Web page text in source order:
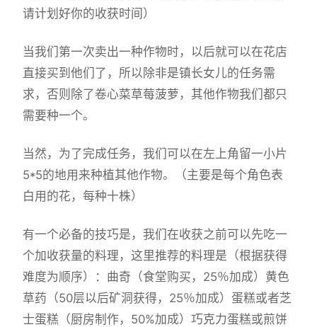
请计划好你的收获时间）
当我们第一次卖出一种作物时，以后就可以在花店
直接买到他们了，所以除非是镇长女儿的任务需
求，否则除了卷心菜草莓菠萝，其他作物我们都只
需要种一个。
当然，为了完成任务，我们可以在左上角留一小片
5*5的地用来种植其他作物。（主要是每个角色表
白用的花，每种十株）
有一个必备的技巧是，我们在收获之前可以先吃一
个加收获量的料理，这里推荐的料理是（根据获得
难度为顺序）：曲奇（食堂购买，25％加成）黄色
草药（50层以后矿洞获得，25％加成）蛋糕或者芝
士蛋糕（厨房制作，50%加成）巧克力蛋糕或煎饼